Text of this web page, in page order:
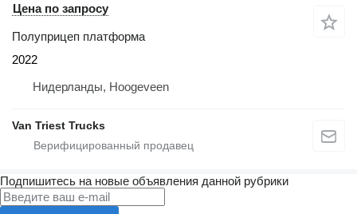
Цена по запросу
Полуприцеп платформа
2022
Нидерланды, Hoogeveen
Van Triest Trucks
Подпишитесь на новые объявления данной рубрики